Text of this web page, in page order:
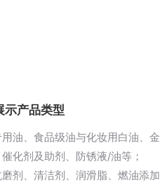
示产品类型
油、食品级油与化妆用白油、
化剂及助剂、防锈液/油等；
剂、清洁剂、润滑脂、燃油添